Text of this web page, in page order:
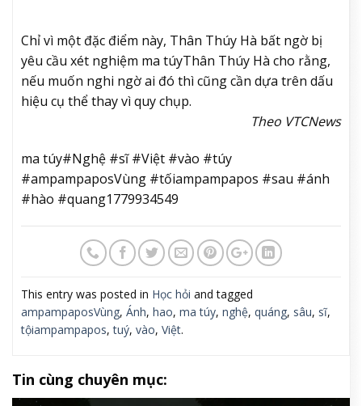
Chỉ vì một đặc điểm này, Thân Thúy Hà bất ngờ bị
yêu cầu xét nghiệm ma túyThân Thúy Hà cho rằng,
nếu muốn nghi ngờ ai đó thì cũng cần dựa trên dấu
hiệu cụ thể thay vì quy chụp.
Theo VTCNews
ma túy#Nghệ #sĩ #Việt #vào #túy
#ampampaposVùng #tốiampampapos #sau #ánh
#hào #quang1779934549
This entry was posted in Học hỏi and tagged
ampampaposVùng, Ánh, hao, ma túy, nghệ, quáng, sâu, sĩ,
tộiampampapos,tuý, vào, Việt.
Tin cùng chuyên mục: